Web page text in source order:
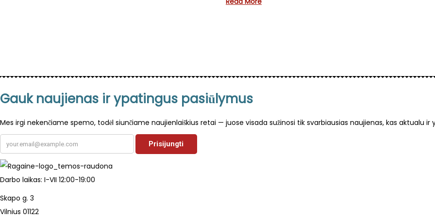
Gauk naujienas ir ypatingus pasiūlymus
Mes irgi nekenčiame spemo, todėl siunčiame naujienlaiškius retai — juose visada sužinosi tik svarbiausias naujienas, kas aktualu ir
Darbo laikas: I-VII 12:00-19:00
Skapo g. 3
Vilnius 01122